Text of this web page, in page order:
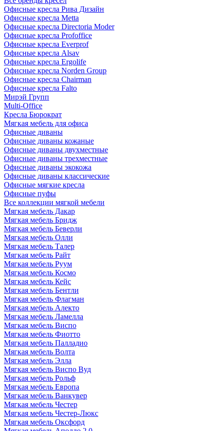
Офисные кресла Рива Дизайн
Офисные кресла Metta
Офисные кресла Directoria Moder
Офисные кресла Profoffice
Офисные кресла Everprof
Офисные кресла Alsav
Офисные кресла Ergolife
Офисные кресла Norden Group
Офисные кресла Chairman
Офисные кресла Falto
Мирэй Групп
Multi-Office
Кресла Бюрократ
Мягкая мебель для офиса
Офисные диваны
Офисные диваны кожаные
Офисные диваны двухместные
Офисные диваны трехместные
Офисные диваны экокожа
Офисные диваны классические
Офисные мягкие кресла
Офисные пуфы
Все коллекции мягкой мебели
Мягкая мебель Дакар
Мягкая мебель Бридж
Мягкая мебель Беверли
Мягкая мебель Олли
Мягкая мебель Талер
Мягкая мебель Райт
Мягкая мебель Руум
Мягкая мебель Космо
Мягкая мебель Кейс
Мягкая мебель Бентли
Мягкая мебель Флагман
Мягкая мебель Алекто
Мягкая мебель Ламелла
Мягкая мебель Виспо
Мягкая мебель Фиотто
Мягкая мебель Палладио
Мягкая мебель Волта
Мягкая мебель Элла
Мягкая мебель Виспо Вуд
Мягкая мебель Рольф
Мягкая мебель Европа
Мягкая мебель Ванкувер
Мягкая мебель Честер
Мягкая мебель Честер-Люкс
Мягкая мебель Оксфорд